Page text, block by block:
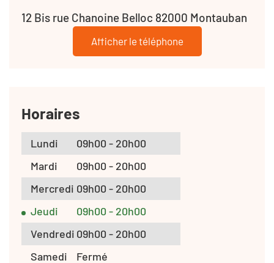
12 Bis rue Chanoine Belloc 82000 Montauban
Afficher le téléphone
Horaires
Lundi
09h00 - 20h00
Mardi
09h00 - 20h00
Mercredi 09h00 - 20h00
Jeudi
09h00 - 20h00
Vendredi 09h00 - 20h00
Samedi
Fermé